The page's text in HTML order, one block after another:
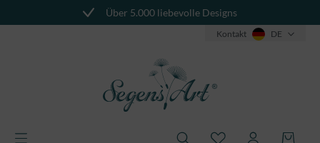
Über 5.000 liebevolle Designs
Kontakt DE